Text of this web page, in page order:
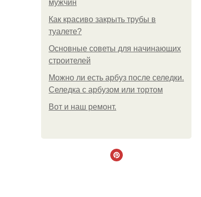
мужчин
Как красиво закрыть трубы в
туалете?
Основные советы для начинающих
строителей
Можно ли есть арбуз после селедки.
Селедка с арбузом или тортом
Boт и наш ремoнт.